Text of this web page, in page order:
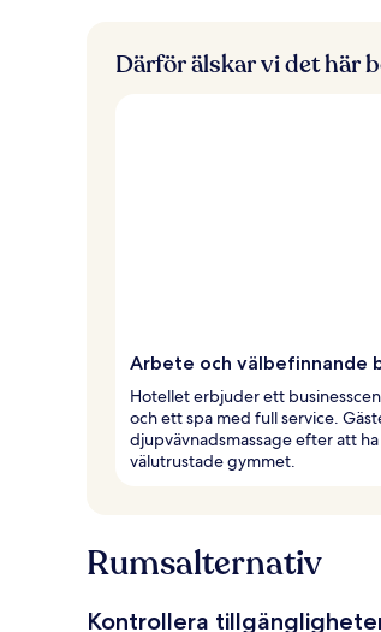
Därför älskar vi det här
Arbete och välbefinnande
Hotellet erbjuder ett
och ett spa med full service.
djupvävnadsmassage efter att
välutrustade gymmet.
Rumsalternativ
Kontrollera